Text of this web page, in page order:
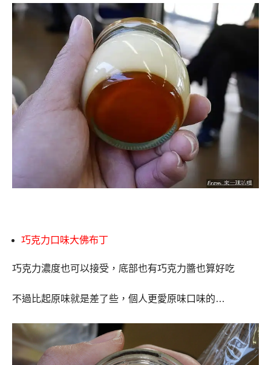
巧克力口味大佛布丁
巧克力濃度也可以接受，底部也有巧克力醬也算好吃
不過比起原味就是差了些，個人更愛原味口味的…